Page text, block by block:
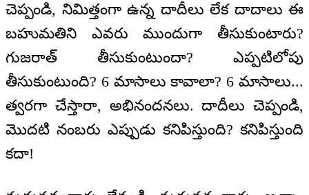
చెప్పండి, నిమిత్తంగా ఉన్న దాదీలు లేక దాదాలు ఈ
బహుమతిని ఎవరు ముందుగా తీసుకుంటారు?
గుజరాత్‌ తీసుకుంటుందా? ఎప్పటిలోపు
తీసుకుంటుంది? 6 మాసాలు కావాలా? 6 మాసాలు...
త్వరగా చేస్తారా, అభినందనలు. దాదీలు చెప్పండి,
మొదటి నంబరు ఎప్పుడు కనిపిస్తుంది? కనిపిస్తుంది
కదా!